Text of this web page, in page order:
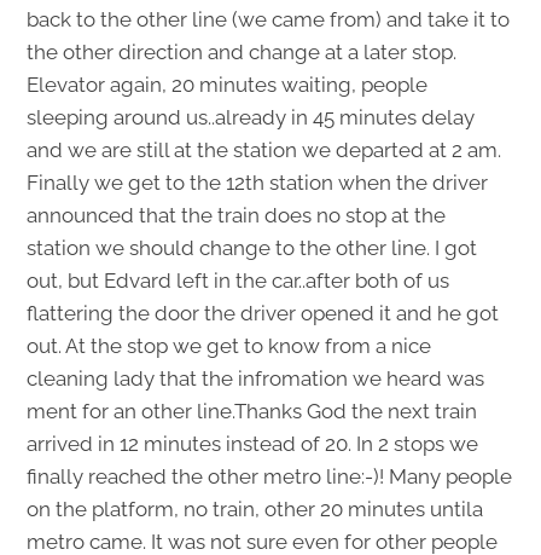
back to the other line (we came from) and take it to
the other direction and change at a later stop.
Elevator again, 20 minutes waiting, people
sleeping around us..already in 45 minutes delay
and we are still at the station we departed at 2 am.
Finally we get to the 12th station when the driver
announced that the train does no stop at the
station we should change to the other line. I got
out, but Edvard left in the car..after both of us
flattering the door the driver opened it and he got
out. At the stop we get to know from a nice
cleaning lady that the infromation we heard was
ment for an other line.Thanks God the next train
arrived in 12 minutes instead of 20. In 2 stops we
finally reached the other metro line:-)! Many people
on the platform, no train, other 20 minutes untila
metro came. It was not sure even for other people